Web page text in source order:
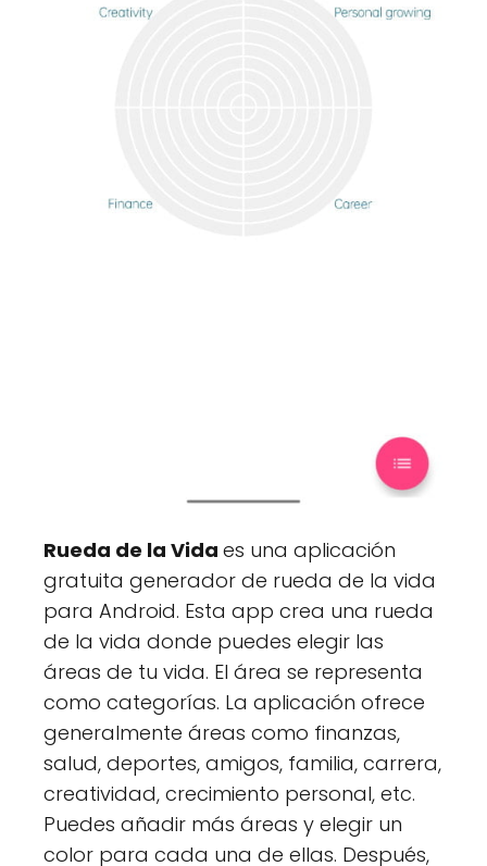
Rueda de la Vida es una aplicación
gratuita generador de rueda de la vida
para Android. Esta app crea una rueda
de la vida donde puedes elegir las
áreas de tu vida. El área se representa
como categorías. La aplicación ofrece
generalmente áreas como finanzas,
salud, deportes, amigos, familia, carrera,
creatividad, crecimiento personal, etc.
Puedes añadir más áreas y elegir un
color para cada una de ellas. Después,